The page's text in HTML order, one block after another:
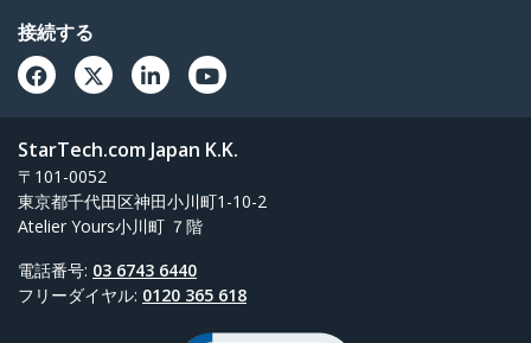
接続する
StarTech.com Japan K.K.
〒101-0052
東京都千代田区神田小川町1-10-2
Atelier Yours小川町 ７階
電話番号: 03 6743 6440
フリーダイヤル: 0120 365 618